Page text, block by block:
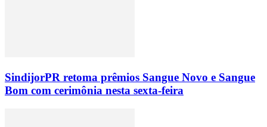
SindijorPR retoma prêmios Sangue Novo e Sangue
Bom com cerimônia nesta sexta-feira